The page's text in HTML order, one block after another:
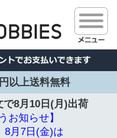
以上送料無料
で8月10日(月)出荷
お知らせ】
8月7日(金)は